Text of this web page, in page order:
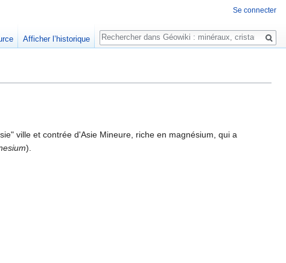
ville et contrée d'Asie Mineure, riche en magnésium, qui a
).
Se connecter
Afficher l’historique
Rechercher